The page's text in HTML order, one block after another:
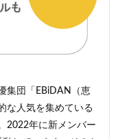
集団「EBiDAN（恵
な人気を集めている
2022年に新メンバー